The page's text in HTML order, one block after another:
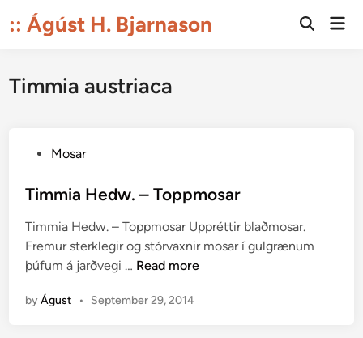
to:: Ágúst H. Bjarnason
Open
Timmia austriaca
s
e
d
i
Mosar
Timmia Hedw. – Toppmosar
Timmia Hedw. – Toppmosar Uppréttir blaðmosar.
Fremur sterklegir og stórvaxnir mosar í gulgrænum
þúfum á jarðvegi … T
m
Read more
byÁgust • September 29, 2014